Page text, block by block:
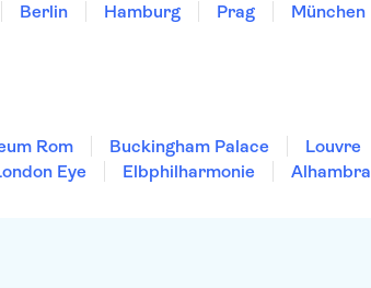
Berlin Hamburg Prag München
Rom Buckingham Palace Louvre
Eye Elbphilharmonie Alhambra